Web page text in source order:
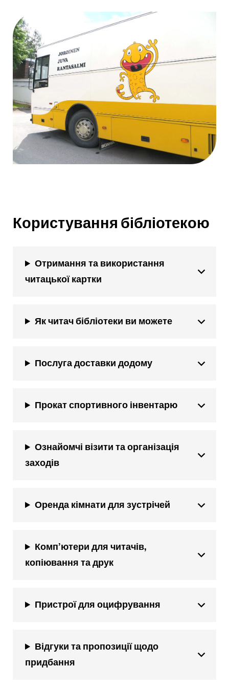
Користування бібліотекою
Отримання та використання
читацької картки
Як читач бібліотеки ви можете
Послуга доставки додому
Прокат спортивного інвентарю
Ознайомчі візити та організація
заходів
Оренда кімнати для зустрічей
Комп’ютери для читачів,
копіювання та друк
Пристрої для оцифрування
Відгуки та пропозиції щодо
придбання